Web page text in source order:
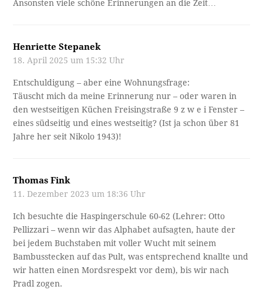
Ansonsten viele schöne Erinnerungen an die Zeit…
Henriette Stepanek
18. April 2025 um 15:32 Uhr
Entschuldigung – aber eine Wohnungsfrage:
Täuscht mich da meine Erinnerung nur – oder waren in
den westseitigen Küchen Freisingstraße 9 z w e i Fenster –
eines südseitig und eines westseitig? (Ist ja schon über 81
Jahre her seit Nikolo 1943)!
Thomas Fink
11. Dezember 2023 um 18:36 Uhr
Ich besuchte die Haspingerschule 60-62 (Lehrer: Otto
Pellizzari – wenn wir das Alphabet aufsagten, haute der
bei jedem Buchstaben mit voller Wucht mit seinem
Bambusstecken auf das Pult, was entsprechend knallte und
wir hatten einen Mordsrespekt vor dem), bis wir nach
Pradl zogen.